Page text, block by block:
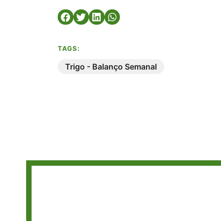
TAGS:
Trigo - Balanço Semanal